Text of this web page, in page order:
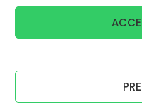
Urb. Torre d’en Gil,